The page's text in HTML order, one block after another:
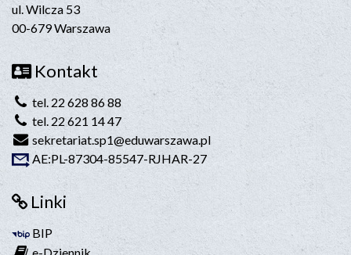
ul. Wilcza 53
00-679 Warszawa
Kontakt
tel. 22 628 86 88
tel. 22 621 14 47
sekretariat.sp1@eduwarszawa.pl
AE:PL-87304-85547-RJHAR-27
Linki
BIP